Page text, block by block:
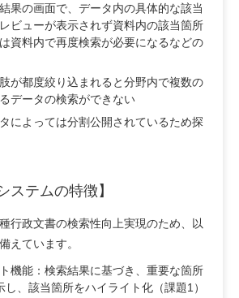
果の画面で、データ内の具体的な該当
ビューが表示されず資料内の該当箇所
資料内で再度検索が必要になるなどの
が都度絞り込まれると分野内で複数の
データの検索ができない
によっては分割公開されているため探
ステムの特徴】
行政文書の検索性向上実現のため、以
えています。
機能： 検索結果に基づき、重要な箇所
し、該当箇所をハイライト化（課題1）